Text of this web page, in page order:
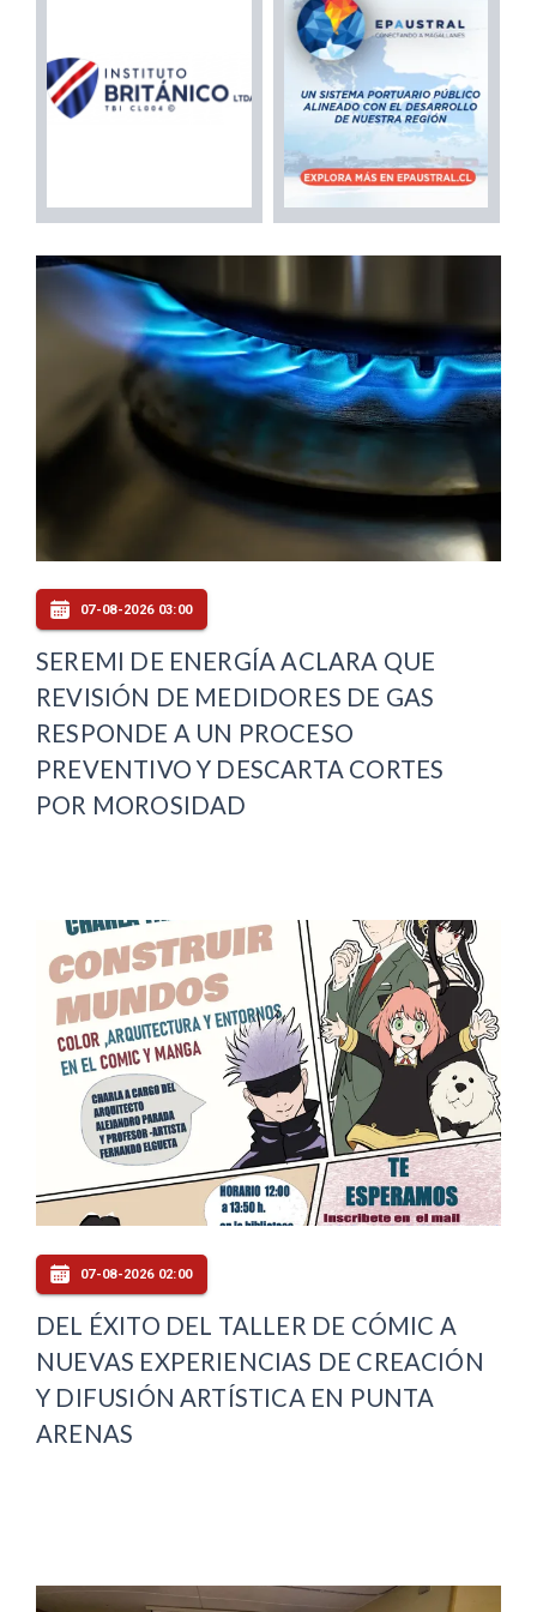
07-08-2026 03:00
SEREMI DE ENERGÍA ACLARA QUE
REVISIÓN DE MEDIDORES DE GAS
RESPONDE A UN PROCESO
PREVENTIVO Y DESCARTA CORTES
POR MOROSIDAD
07-08-2026 02:00
DEL ÉXITO DEL TALLER DE CÓMIC A
NUEVAS EXPERIENCIAS DE CREACIÓN
Y DIFUSIÓN ARTÍSTICA EN PUNTA
ARENAS